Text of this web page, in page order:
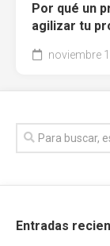
Por qué un
agilizar tu
noviembre
Entradas